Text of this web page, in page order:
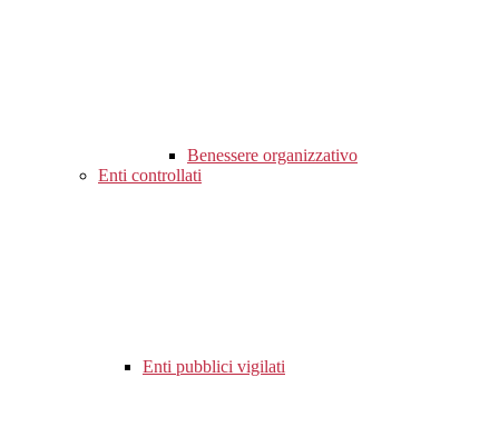
Benessere organizzativo
Enti controllati
Enti pubblici vigilati